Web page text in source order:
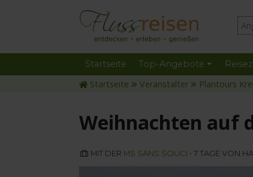
Startseite Top-Angebote
Startseite Veranstalter Plantours
Weihnachten auf
MIT DER MS SANS SOUCI • 7 TAGE VON